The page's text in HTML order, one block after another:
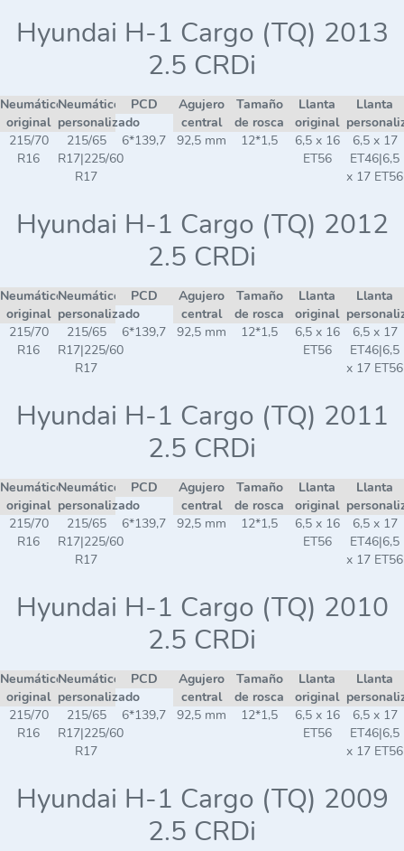
Hyundai H-1 Cargo (TQ) 2013
2.5 CRDi
Neumático
original
Neumático
personalizado
PCD
Agujero
central
Tamaño
de rosca
Llanta
original
Llanta
215/70
R16
215/65
R17|225/60
R17
6*139,7 92,5 mm 12*1,5
6,5 x 16
ET56
6,5 x 17
ET46|6,5
x 17 ET56
Hyundai H-1 Cargo (TQ) 2012
2.5 CRDi
Neumático
original
Neumático
personalizado
PCD
Agujero
central
Tamaño
de rosca
Llanta
original
Llanta
215/70
R16
215/65
R17|225/60
R17
6*139,7 92,5 mm 12*1,5
6,5 x 16
ET56
6,5 x 17
ET46|6,5
x 17 ET56
Hyundai H-1 Cargo (TQ) 2011
2.5 CRDi
Neumático
original
Neumático
personalizado
PCD
Agujero
central
Tamaño
de rosca
Llanta
original
Llanta
215/70
R16
215/65
R17|225/60
R17
6*139,7 92,5 mm 12*1,5
6,5 x 16
ET56
6,5 x 17
ET46|6,5
x 17 ET56
Hyundai H-1 Cargo (TQ) 2010
2.5 CRDi
Neumático
original
Neumático
personalizado
PCD
Agujero
central
Tamaño
de rosca
Llanta
original
Llanta
215/70
R16
215/65
R17|225/60
R17
6*139,7 92,5 mm 12*1,5
6,5 x 16
ET56
6,5 x 17
ET46|6,5
x 17 ET56
Hyundai H-1 Cargo (TQ) 2009
2.5 CRDi